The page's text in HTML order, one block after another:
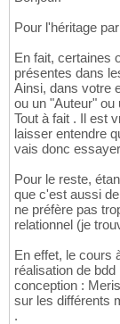
Pour l'héritage
En fait, certaines
présentes dans
Ainsi, dans votre
ou un "Auteur" ou
Tout à fait . Il est
laisser entendre
vais donc
Pour le reste,
que c'est aussi
ne préfère pas
relationnel (je
En effet, le cours
réalisation de
conception :
sur les différents
.